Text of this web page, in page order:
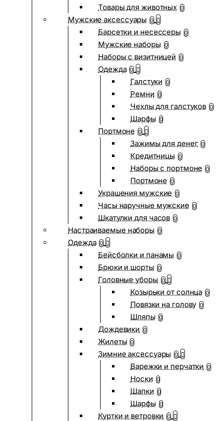
Товары для животных 0
Мужские аксессуары 0
Барсетки и несессеры 0
Мужские наборы 0
Наборы с визитницей 0
Одежда 0
Галстуки 0
Ремни 0
Чехлы для галстуков 0
Шарфы 0
Портмоне 0
Зажимы для денег 0
Кредитницы 0
Наборы с портмоне 0
Портмоне 0
Украшения мужские 0
Часы наручные мужские 0
Шкатулки для часов 0
Настраиваемые наборы 0
Одежда 0
Бейсболки и панамы 0
Брюки и шорты 0
Головные уборы 0
Козырьки от солнца 0
Повязки на голову 0
Шляпы 0
Дождевики 0
Жилеты 0
Зимние аксессуары 0
Варежки и перчатки 0
Носки 0
Шапки 0
Шарфы 0
Куртки и ветровки 0